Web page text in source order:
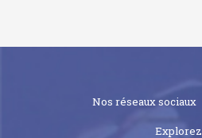
Nos réseaux sociaux
Explorez